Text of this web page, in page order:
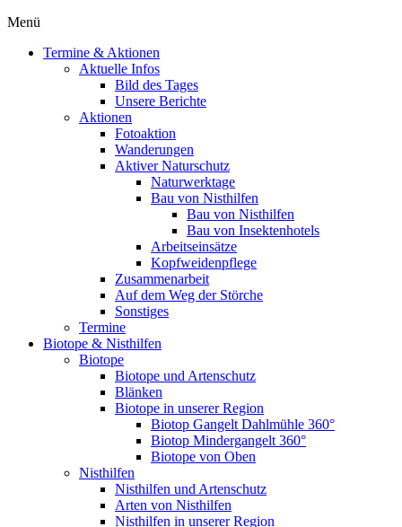
Menü
Termine & Aktionen
Aktuelle Infos
Bild des Tages
Unsere Berichte
Aktionen
Fotoaktion
Wanderungen
Aktiver Naturschutz
Naturwerktage
Bau von Nisthilfen
Bau von Nisthilfen
Bau von Insektenhotels
Arbeitseinsätze
Kopfweidenpflege
Zusammenarbeit
Auf dem Weg der Störche
Sonstiges
Termine
Biotope & Nisthilfen
Biotope
Biotope und Artenschutz
Blänken
Biotope in unserer Region
Biotop Gangelt Dahlmühle 360°
Biotop Mindergangelt 360°
Biotope von Oben
Nisthilfen
Nisthilfen und Artenschutz
Arten von Nisthilfen
Nisthilfen in unserer Region